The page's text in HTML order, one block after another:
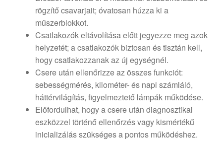
rögzítő csavarjait; óvatosan húzza ki a
műszerblokkot.
Csatlakozók eltávolítása előtt jegyezze meg azok
helyzetét; a csatlakozók biztosan és tisztán kell,
hogy csatlakozzanak az új egységnél.
Csere után ellenőrizze az összes funkciót:
sebességmérés, kilométer- és napi számláló,
háttérvilágítás, figyelmeztető lámpák működése.
Előfordulhat, hogy a csere után diagnosztikai
eszközzel történő ellenőrzés vagy kismértékű
inicializálás szükséges a pontos működéshez.